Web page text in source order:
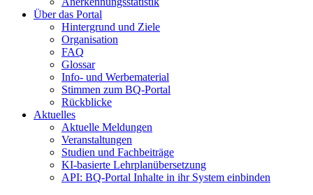
Über das Portal
Hintergrund und Ziele
Organisation
FAQ
Glossar
Info- und Werbematerial
Stimmen zum BQ-Portal
Rückblicke
Aktuelles
Aktuelle Meldungen
Veranstaltungen
Studien und Fachbeiträge
KI-basierte Lehrplanübersetzung
API: BQ-Portal Inhalte in ihr System einbinden